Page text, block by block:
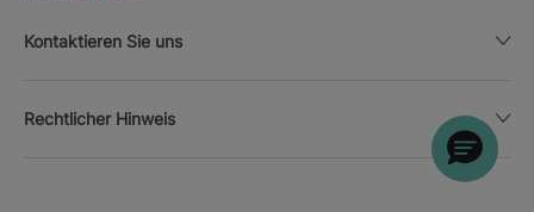
Kontaktieren Sie uns
Rechtlicher Hinweis